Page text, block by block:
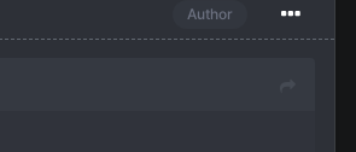
Author